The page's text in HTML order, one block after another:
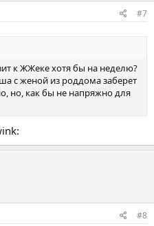
#7
к ЖЖеке хотя бы на неделю?
с женой из роддома заберет
но, как бы не напряжно для
#8